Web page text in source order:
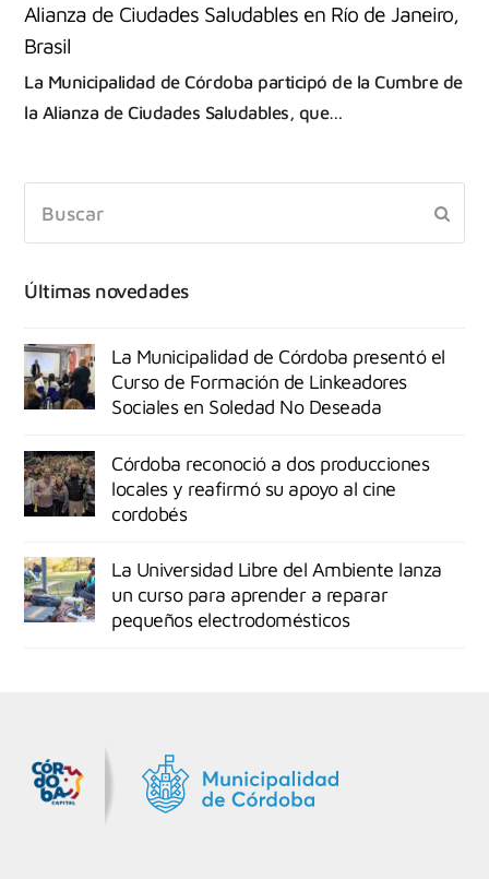
Alianza de Ciudades Saludables en Río de Janeiro,
Brasil
La Municipalidad de Córdoba participó de la Cumbre de
la Alianza de Ciudades Saludables, que…
Últimas novedades
La Municipalidad de Córdoba presentó el
Curso de Formación de Linkeadores
Sociales en Soledad No Deseada
Córdoba reconoció a dos producciones
locales y reafirmó su apoyo al cine
cordobés
La Universidad Libre del Ambiente lanza
un curso para aprender a reparar
pequeños electrodomésticos